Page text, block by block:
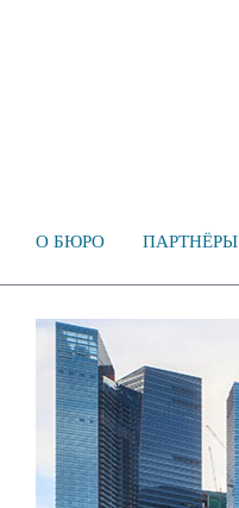
О БЮРО ПАРТНЁРЫ